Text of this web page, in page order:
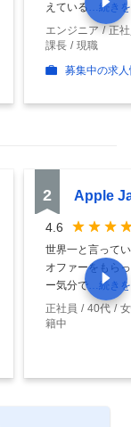
えている …続き
エンジニア
正
課長
現職
募集中の求
2 Apple
4.6
世界一と言って
オファーをもら
ー気分で…続き
正社員
40代
籍中